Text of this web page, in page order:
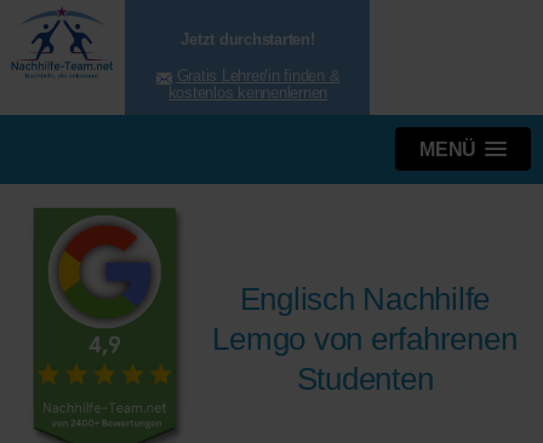
Jetzt durchstarten!
Gratis Lehrer/in finden &
kostenlos kennenlernen
MENÜ
Englisch Nachhilfe
Lemgo von erfahrenen
Studenten